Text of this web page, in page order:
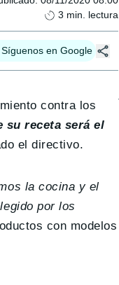
3 min. lectura
Síguenos en Google
contra los
su receta será el
el directivo.
la cocina y el
por los
con modelos